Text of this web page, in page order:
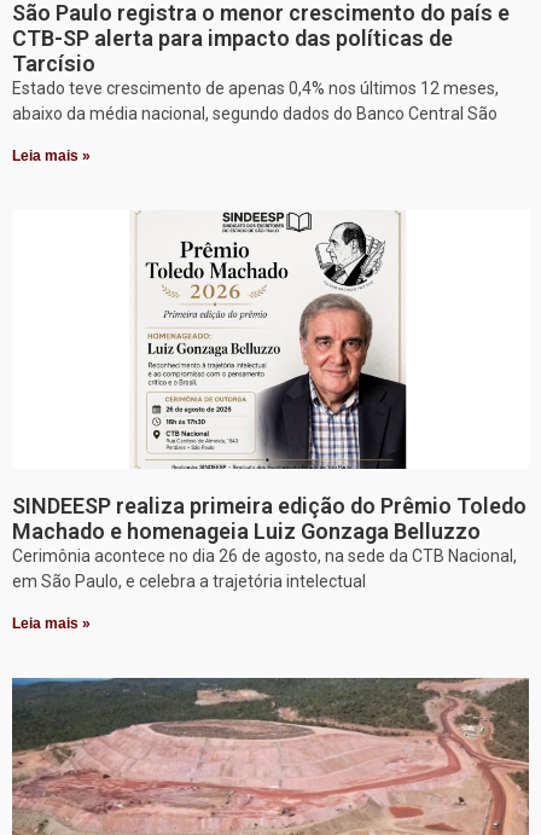
São Paulo registra o menor crescimento do país e
CTB-SP alerta para impacto das políticas de
Tarcísio
Estado teve crescimento de apenas 0,4% nos últimos 12 meses,
abaixo da média nacional, segundo dados do Banco Central São
Leia mais »
SINDEESP realiza primeira edição do Prêmio Toledo
Machado e homenageia Luiz Gonzaga Belluzzo
Cerimônia acontece no dia 26 de agosto, na sede da CTB Nacional,
em São Paulo, e celebra a trajetória intelectual
Leia mais »